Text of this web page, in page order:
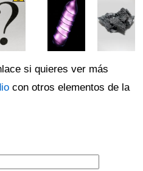
si quieres ver más
con otros elementos de la